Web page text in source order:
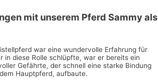
mit unserem Pferd Sammy als
war eine wundervolle Erfahrung für
in diese Rolle schlüpfte, war er bereits ein
Gefährte, der schnell eine starke Bindung
Hauptpferd, aufbaute.